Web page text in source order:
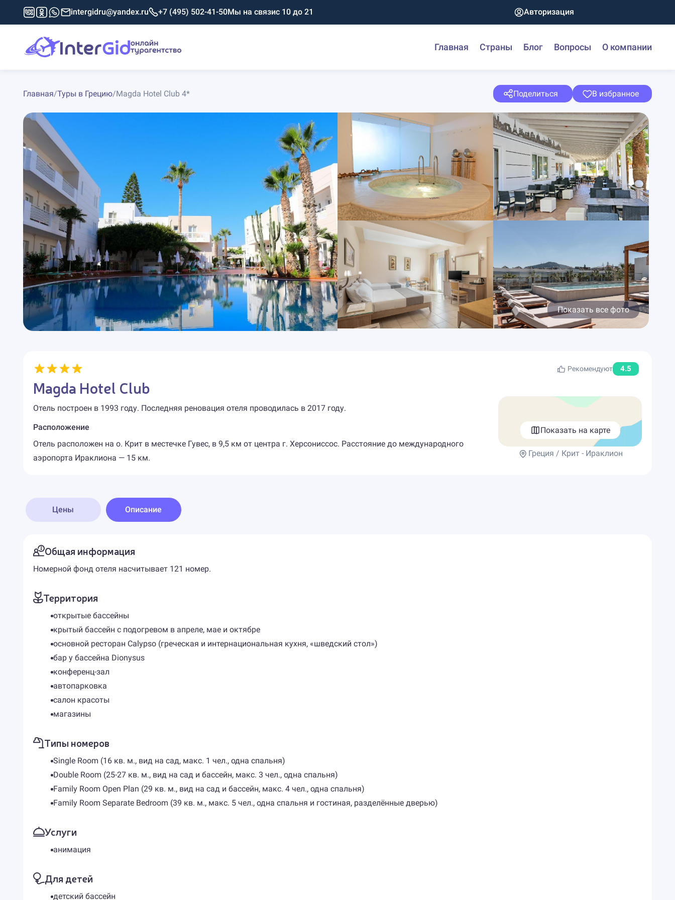
intergidru@yandex.ru +7 (495) 502-41-50Мы на связис 10 до 21 Авторизация
Главная Страны Блог Вопросы О компании
Главная/Туры в Грецию/Magda Hotel Club 4* Поделиться В избранное
Показать все фото
Рекомендуют 4.5
Magda Hotel Club
Отель построен в 1993 году. Последняя реновация отеля проводилась в 2017 году.
Расположение
Отель расположен на о. Крит в местечке Гувес, в 9,5 км от центра г. Херсониссос. Расстояние до международного
аэропорта Ираклиона — 15 км.
Показать на карте
Греция / Крит - Ираклион
Цены Описание
Общая информация
Номерной фонд отеля насчитывает 121 номер.
Территория
открытые бассейны
крытый бассейн с подогревом в апреле, мае и октябре
основной ресторан Calypso (греческая и интернациональная кухня, «шведский стол»)
бар у бассейна Dionysus
конференц-зал
автопарковка
салон красоты
магазины
Типы номеров
Single Room (16 кв. м., вид на cад, макс. 1 чел., одна спальня)
Double Room (25-27 кв. м., вид на сад и бассейн, макс. 3 чел., одна спальня)
Family Room Open Plan (29 кв. м., вид на сад и бассейн, макс. 4 чел., одна спальня)
Family Room Separate Bedroom (39 кв. м., макс. 5 чел., одна спальня и гостиная, разделённые дверью)
Услуги
анимация
Для детей
детский бассейн